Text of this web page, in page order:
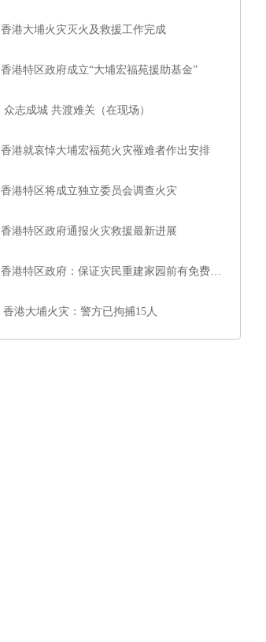
香港大埔火灾灭火及救援工作完成
香港特区政府成立“大埔宏福苑援助基金”
众志成城 共渡难关（在现场）
香港就哀悼大埔宏福苑火灾罹难者作出安排
香港特区将成立独立委员会调查火灾
香港特区政府通报火灾救援最新进展
香港特区政府：保证灾民重建家园前有免费…
香港大埔火灾：警方已拘捕15人